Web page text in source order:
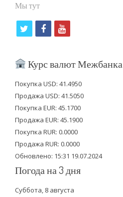
Мы тут
i
t
e
r
f
c
b
o
o
k
y
u
u
b
e
Курс валют Межбанка
Покупка USD: 41.4950
Продажа USD: 41.5050
Покупка EUR: 45.1700
Продажа EUR: 45.1900
Покупка RUR: 0.0000
Продажа RUR: 0.0000
Обновлено: 15:31 19.07.2024
Погода на 3 дня
Суббота, 8 августа